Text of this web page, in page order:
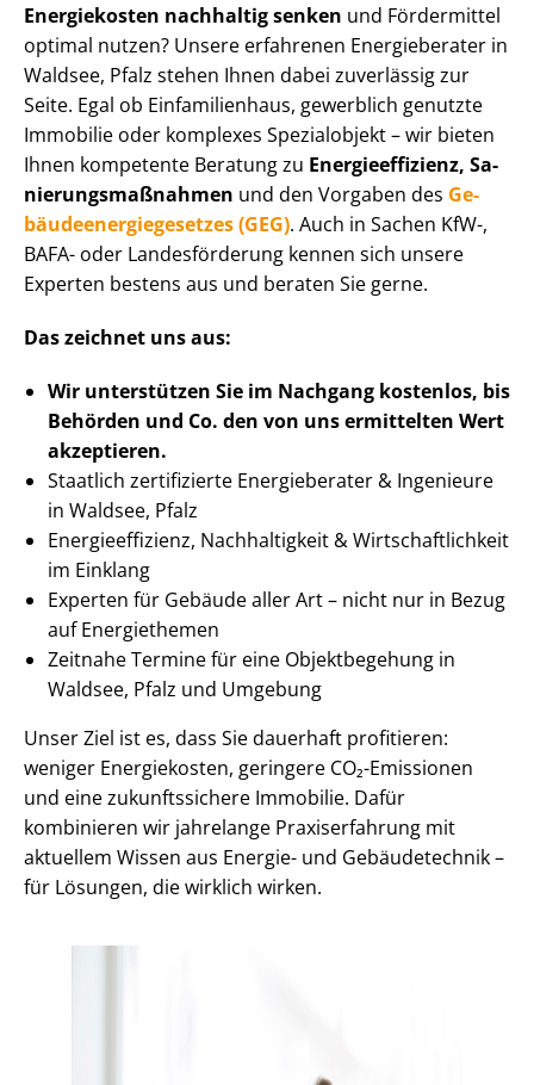
Energiekosten nachhaltig senken und Fördermittel
optimal nutzen? Unsere erfahrenen Energieberater in
Waldsee, Pfalz stehen Ihnen dabei zuverlässig zur
Seite. Egal ob Einfamilienhaus, gewerblich genutzte
Immobilie oder komplexes Spezialobjekt – wir bieten
Ihnen kompetente Beratung zu En­er­gie­ef­fi­zi­enz, Sa­
nie­rungs­maß­nah­men und den Vorgaben des Ge­
bäu­de­en­er­gie­ge­set­zes (GEG). Auch in Sachen KfW-,
BAFA- oder Landesförderung kennen sich unsere
Experten bestens aus und beraten Sie gerne.
Das zeichnet uns aus:
Wir unterstützen Sie im Nachgang kostenlos, bis
Behörden und Co. den von uns ermittelten Wert
akzeptieren.
Staatlich zertifizierte Energieberater & Ingenieure
in Waldsee, Pfalz
En­er­gie­ef­fi­zi­enz, Nachhaltigkeit & Wirt­schaft­lich­keit
im Einklang
Experten für Gebäude aller Art – nicht nur in Bezug
auf Energiethemen
Zeitnahe Termine für eine Objektbegehung in
Waldsee, Pfalz und Umgebung
Unser Ziel ist es, dass Sie dauerhaft profitieren:
weniger Energiekosten, geringere CO₂-Emissionen
und eine zukunftssichere Immobilie. Dafür
kombinieren wir jahrelange Praxiserfahrung mit
aktuellem Wissen aus Energie- und Gebäudetechnik –
für Lösungen, die wirklich wirken.